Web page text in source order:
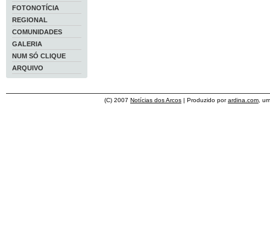
FOTONOTÍCIA
REGIONAL
COMUNIDADES
GALERIA
NUM SÓ CLIQUE
ARQUIVO
(C) 2007 Notícias dos Arcos | Produzido porardina.com ,